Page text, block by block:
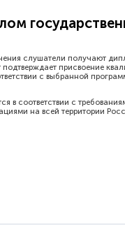
слушатели получают
присвоение
с выбранной
в соответствии с
на всей территории